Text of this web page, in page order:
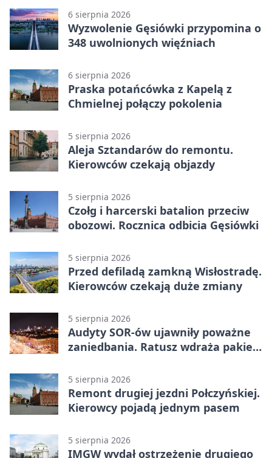
6 sierpnia 2026
Wyzwolenie Gęsiówki przypomina o
348 uwolnionych więźniach
6 sierpnia 2026
Praska potańcówka z Kapelą z
Chmielnej połączy pokolenia
5 sierpnia 2026
Aleja Sztandarów do remontu.
Kierowców czekają objazdy
5 sierpnia 2026
Czołg i harcerski batalion przeciw
obozowi. Rocznica odbicia Gęsiówki
5 sierpnia 2026
Przed defiladą zamkną Wisłostradę.
Kierowców czekają duże zmiany
5 sierpnia 2026
Audyty SOR-ów ujawniły poważne
zaniedbania. Ratusz wdraża pakiet
5 sierpnia 2026
Remont drugiej jezdni Połczyńskiej.
Kierowcy pojadą jednym pasem
5 sierpnia 2026
IMGW wydał ostrzeżenie drugiego